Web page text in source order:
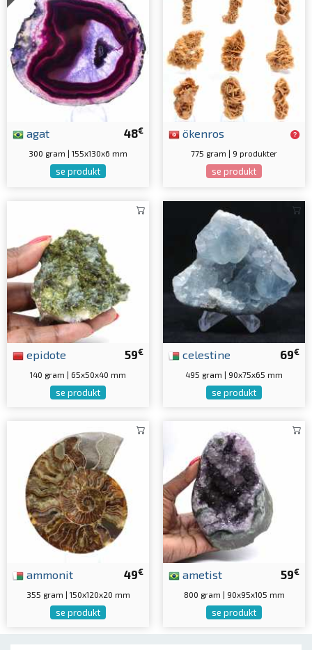
48€
agat
300 gram | 155x130x6 mm
se produkt
ökenros
775 gram | 9 produkter
se produkt
59€
epidote
140 gram | 65x50x40 mm
se produkt
69€
celestine
495 gram | 90x75x65 mm
se produkt
49€
ammonit
355 gram | 150x120x20 mm
se produkt
59€
ametist
800 gram | 90x95x105 mm
se produkt